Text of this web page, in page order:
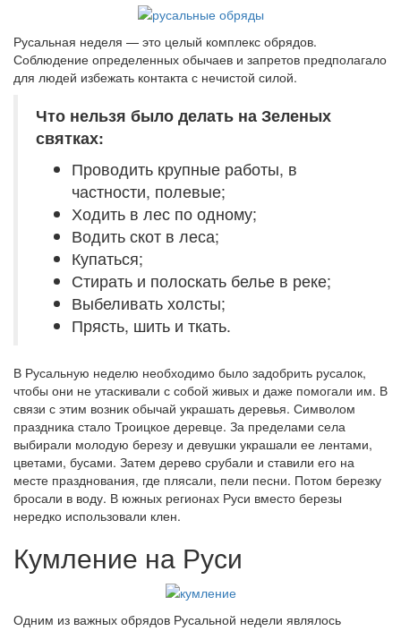
Русальная неделя — это целый комплекс обрядов.
Соблюдение определенных обычаев и запретов предполагало
для людей избежать контакта с нечистой силой.
Что нельзя было делать на Зеленых
святках:
Проводить крупные работы, в
частности, полевые;
Ходить в лес по одному;
Водить скот в леса;
Купаться;
Стирать и полоскать белье в реке;
Выбеливать холсты;
Прясть, шить и ткать.
В Русальную неделю необходимо было задобрить русалок,
чтобы они не утаскивали с собой живых и даже помогали им. В
связи с этим возник обычай украшать деревья. Символом
праздника стало Троицкое деревце. За пределами села
выбирали молодую березу и девушки украшали ее лентами,
цветами, бусами. Затем дерево срубали и ставили его на
месте празднования, где плясали, пели песни. Потом березку
бросали в воду. В южных регионах Руси вместо березы
нередко использовали клен.
Кумление на Руси
Одним из важных обрядов Русальной недели являлось